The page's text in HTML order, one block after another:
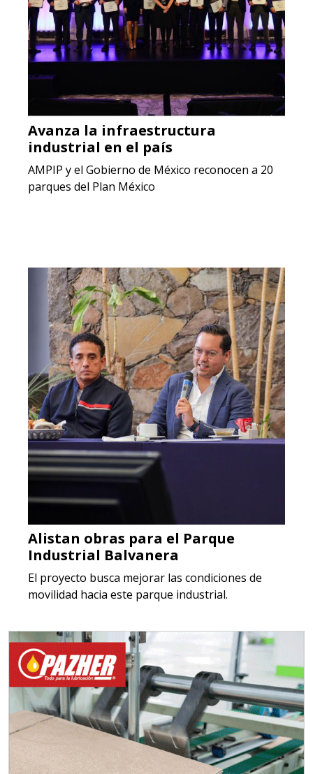
Avanza la infraestructura
industrial en el país
AMPIP y el Gobierno de México reconocen a 20
parques del Plan México
Alistan obras para el Parque
Industrial Balvanera
El proyecto busca mejorar las condiciones de
movilidad hacia este parque industrial.